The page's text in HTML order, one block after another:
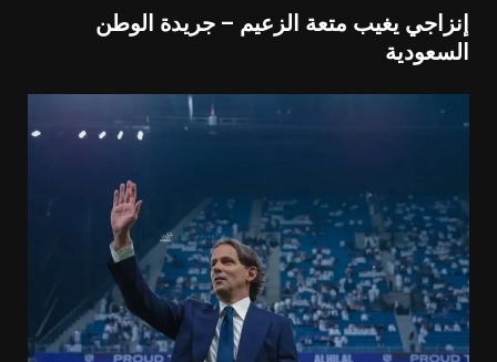
إنزاجي يغيب متعة الزعيم – جريدة الوطن
السعودية